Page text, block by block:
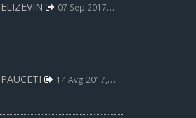
ELIZEVIN 07 Sep 2017, 21:07
PAUCETI 14 Avg 2017, 21:34